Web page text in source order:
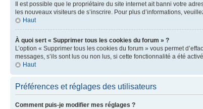
Il est possible que le propriétaire du site internet ait banni votre
les nouveaux visiteurs de s’inscrire. Pour plus d’informations,
Haut
À quoi sert « Supprimer tous les cookies du forum » ?
L’option « Supprimer tous les cookies du forum » vous permet
messages, s’ils sont lus ou non lus, si cette fonctionnalité a été
Haut
Préférences et réglages des utilisateurs
Comment puis-je modifier mes réglages ?